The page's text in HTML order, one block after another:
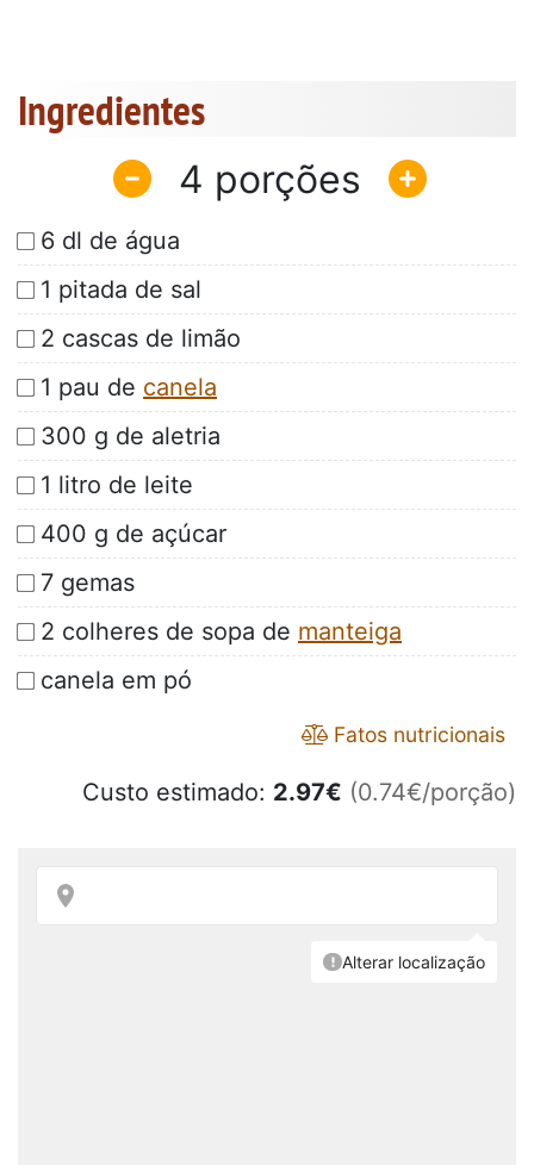
Ingredientes
4
6 dl de água
1 pitada de sal
2 cascas de limão
1 pau de canela
300 g de aletria
1 litro de leite
400 g de açúcar
7 gemas
2 colheres de sopa de manteiga
canela em pó
Fatos nutricionais
Custo estimado: 2.97€ (0.74€/porção)